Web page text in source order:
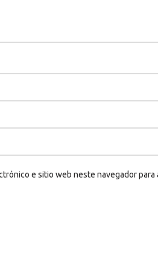
e sitio web neste navegador para